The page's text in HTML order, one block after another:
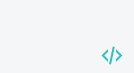

